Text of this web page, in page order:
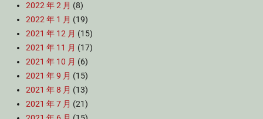
2022 年 2 月 (8)
2022 年 1 月 (19)
2021 年 12 月 (15)
2021 年 11 月 (17)
2021 年 10 月 (6)
2021 年 9 月 (15)
2021 年 8 月 (13)
2021 年 7 月 (21)